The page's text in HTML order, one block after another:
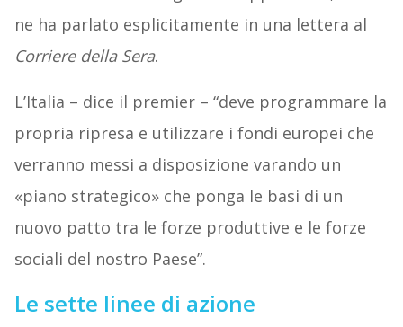
ne ha parlato esplicitamente in una lettera al
Corriere della Sera.
L’Italia – dice il premier – “deve programmare la
propria ripresa e utilizzare i fondi europei che
verranno messi a disposizione varando un
«piano strategico» che ponga le basi di un
nuovo patto tra le forze produttive e le forze
sociali del nostro Paese”.
Le sette linee di azione